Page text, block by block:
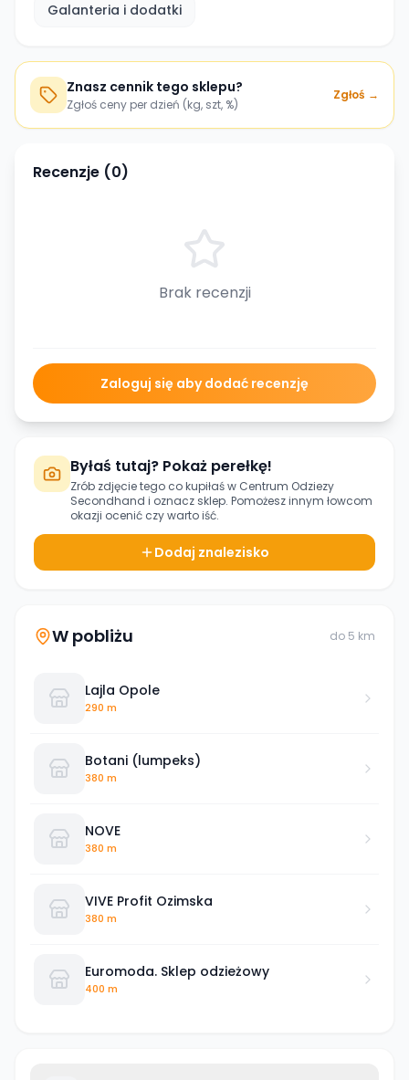
Galanteria i dodatki
Znasz cennik tego sklepu?
Zgłoś ceny per dzień (kg, szt, %)
Zgłoś →
Recenzje (0)
Brak recenzji
Zaloguj się aby dodać recenzję
Byłaś tutaj? Pokaż perełkę!
Zrób zdjęcie tego co kupiłaś w Centrum Odziezy
Secondhand i oznacz sklep. Pomożesz innym łowcom
okazji ocenić czy warto iść.
Dodaj znalezisko
W pobliżu do 5 km
Lajla Opole
290 m
Botani (lumpeks)
380 m
NOVE
380 m
VIVE Profit Ozimska
380 m
Euromoda. Sklep odzieżowy
400 m